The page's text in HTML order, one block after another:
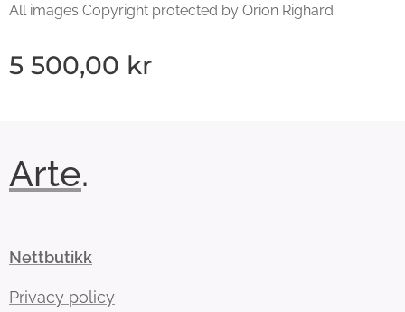
All images Copyright protected by Orion Righard
5 500,00 kr
Arte.
Nettbutikk
Privacy policy